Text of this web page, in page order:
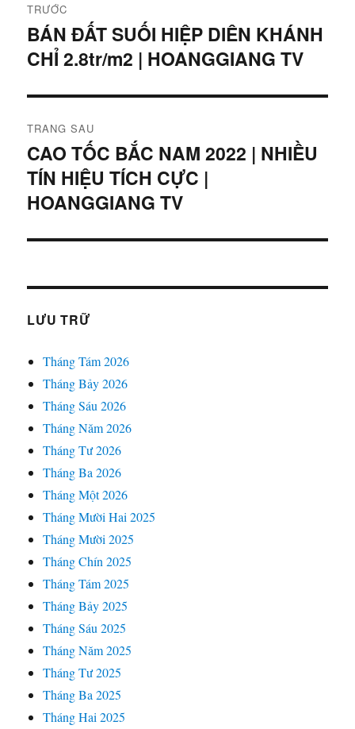
hướng
bài
viết
TRƯỚC
Bài
viết
BÁN ĐẤT SUỐI HIỆP DIÊN KHÁNH
CHỈ 2.8tr/m2 | HOANGGIANG TV
TRANG SAU
Bài
tiếp
theo:
CAO TỐC BẮC NAM 2022 | NHIỀU
TÍN HIỆU TÍCH CỰC |
HOANGGIANG TV
LƯU TRỮ
Tháng Tám 2026
Tháng Bảy 2026
Tháng Sáu 2026
Tháng Năm 2026
Tháng Tư 2026
Tháng Ba 2026
Tháng Một 2026
Tháng Mười Hai 2025
Tháng Mười 2025
Tháng Chín 2025
Tháng Tám 2025
Tháng Bảy 2025
Tháng Sáu 2025
Tháng Năm 2025
Tháng Tư 2025
Tháng Ba 2025
Tháng Hai 2025